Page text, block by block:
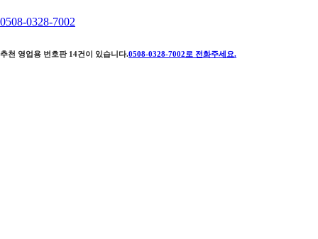
0508-0328-7002
추천 영업용 번호판 14건이 있습니다.0508-0328-7002 로 전화주세요.